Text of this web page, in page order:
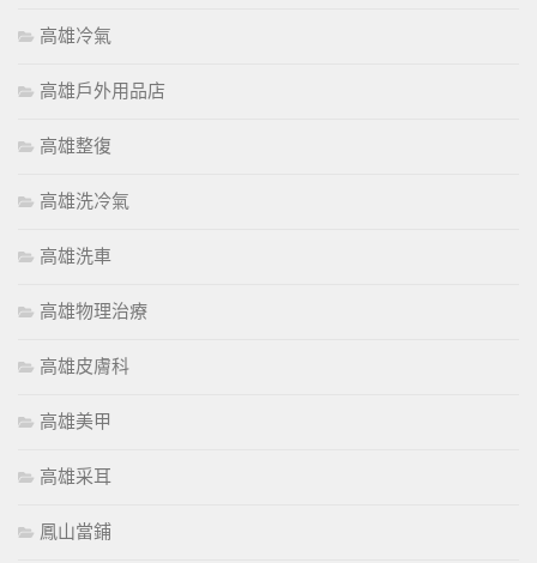
高雄冷氣
高雄戶外用品店
高雄整復
高雄洗冷氣
高雄洗車
高雄物理治療
高雄皮膚科
高雄美甲
高雄采耳
鳳山當鋪